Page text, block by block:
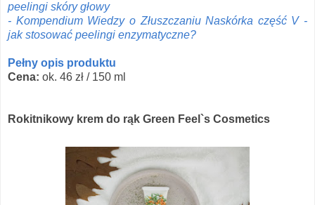
peelingi skóry głowy
- Kompendium Wiedzy o Złuszczaniu Naskórka część V -
jak stosować peelingi enzymatyczne?
Pełny opis produktu
Cena: ok. 46 zł / 150 ml
Rokitnikowy krem do rąk Green Feel`s Cosmetics